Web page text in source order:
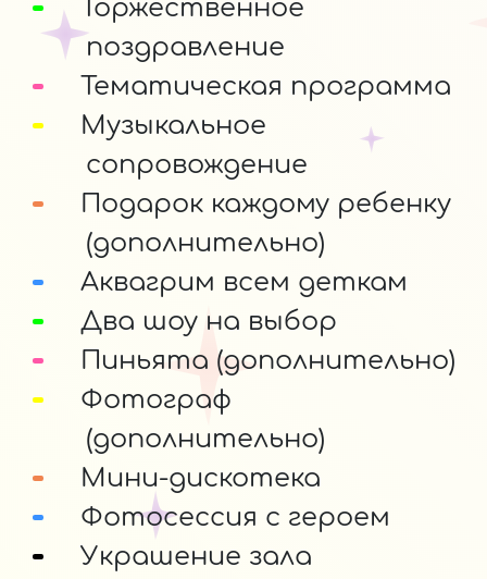
Торжественное
поздравление
Тематическая программа
Музыкальное
сопровождение
Подарок каждому ребенку
(дополнительно)
Аквагрим всем деткам
Два шоу на выбор
Пиньята (дополнительно)
Фотограф
(дополнительно)
Мини-дискотека
Фотосессия с героем
Украшение зала